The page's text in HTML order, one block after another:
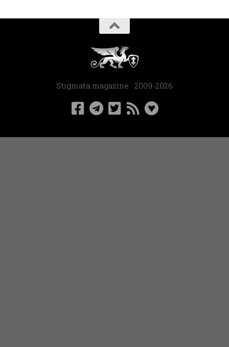
Stigmata magazine : 2009-2026